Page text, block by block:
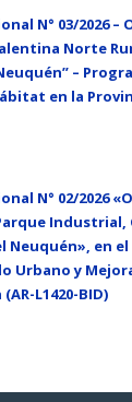
N° 03/2026 –
Norte
–
en la
N° 02/2026
Industrial,
Neuquén», en
Urbano y
L1420-BID)